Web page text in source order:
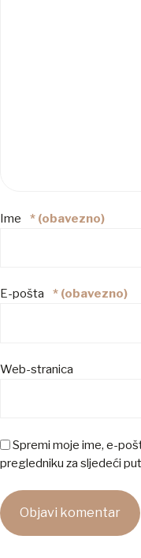
Ime * (obavezno)
E-pošta * (obavezno)
Web-stranica
Spremi moje ime, e-
pregledniku za sljedeći